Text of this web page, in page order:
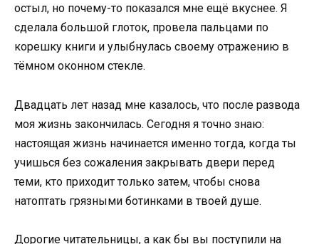
остыл, но почему-то показался мне ещё вкуснее. Я
сделала большой глоток, провела пальцами по
корешку книги и улыбнулась своему отражению в
тёмном оконном стекле.
Двадцать лет назад мне казалось, что после развода
моя жизнь закончилась. Сегодня я точно знаю:
настоящая жизнь начинается именно тогда, когда ты
учишься без сожаления закрывать двери перед
теми, кто приходит только затем, чтобы снова
натоптать грязными ботинками в твоей душе.
Дорогие читательницы, а как бы вы поступили на